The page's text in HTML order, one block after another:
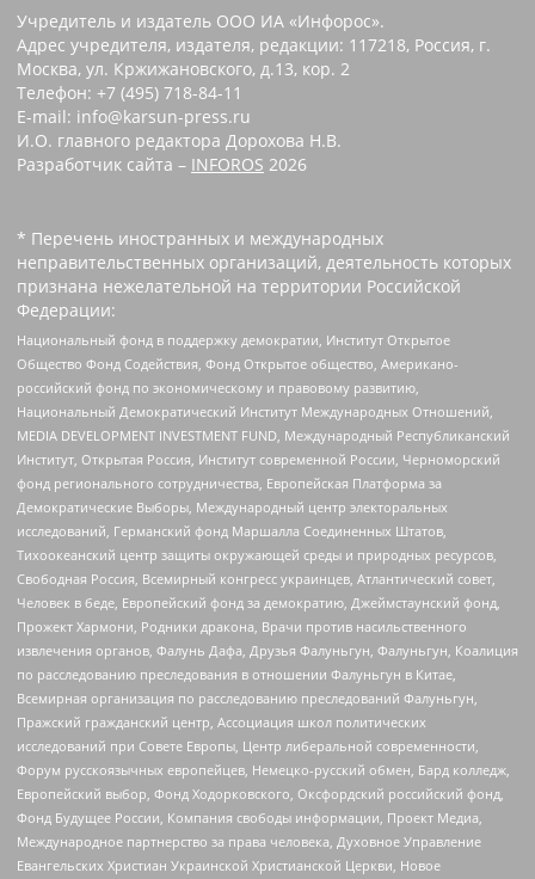
Учредитель и издатель ООО ИА «Инфорос».
Адрес учредителя, издателя, редакции: 117218, Россия, г.
Москва, ул. Кржижановского, д.13, кор. 2
Телефон: +7 (495) 718-84-11
E-mail: info@karsun-press.ru
И.О. главного редактора Дорохова Н.В.
Разработчик сайта – INFOROS 2026
* Перечень иностранных и международных
неправительственных организаций, деятельность которых
признана нежелательной на территории Российской
Федерации:
Национальный фонд в поддержку демократии, Институт Открытое
Общество Фонд Содействия, Фонд Открытое общество, Американо-
российский фонд по экономическому и правовому развитию,
Национальный Демократический Институт Международных Отношений,
MEDIA DEVELOPMENT INVESTMENT FUND, Международный Республиканский
Институт, Открытая Россия, Институт современной России, Черноморский
фонд регионального сотрудничества, Европейская Платформа за
Демократические Выборы, Международный центр электоральных
исследований, Германский фонд Маршалла Соединенных Штатов,
Тихоокеанский центр защиты окружающей среды и природных ресурсов,
Свободная Россия, Всемирный конгресс украинцев, Атлантический совет,
Человек в беде, Европейский фонд за демократию, Джеймстаунский фонд,
Прожект Хармони, Родники дракона, Врачи против насильственного
извлечения органов, Фалунь Дафа, Друзья Фалуньгун, Фалуньгун, Коалиция
по расследованию преследования в отношении Фалуньгун в Китае,
Всемирная организация по расследованию преследований Фалуньгун,
Пражский гражданский центр, Ассоциация школ политических
исследований при Совете Европы, Центр либеральной современности,
Форум русскоязычных европейцев, Немецко-русский обмен, Бард колледж,
Европейский выбор, Фонд Ходорковского, Оксфордский российский фонд,
Фонд Будущее России, Компания свободы информации, Проект Медиа,
Международное партнерство за права человека, Духовное Управление
Евангельских Христиан Украинской Христианской Церкви, Новое